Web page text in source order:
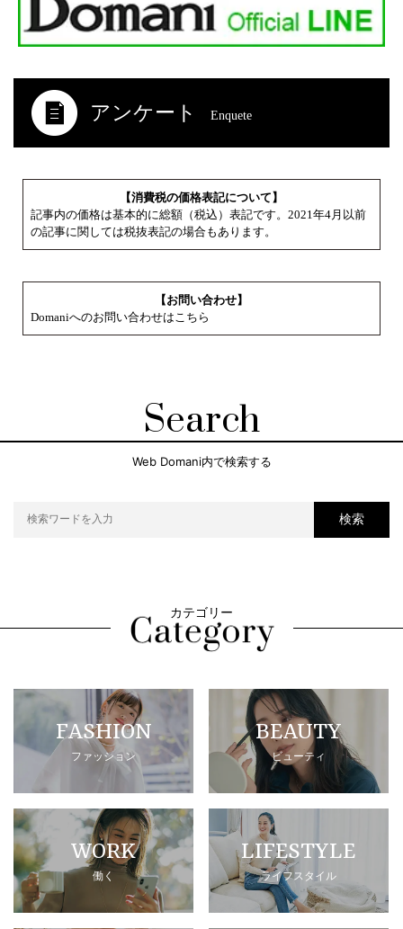
アンケート Enquete
【消費税の価格表記について】
記事内の価格は基本的に総額（税込）表記です。2021年4月以前
の記事に関しては税抜表記の場合もあります。
【お問い合わせ】
Domaniへのお問い合わせはこちら
Search
Web Domani内で検索する
検索
カテゴリー
FASHION
ファッション
BEAUTY
ビューティ
WORK
働く
LIFESTYLE
ライフスタイル